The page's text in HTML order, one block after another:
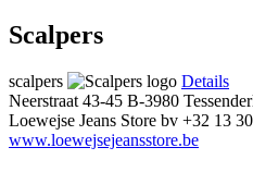
Scalpers
scalpers
Details
Neerstraat 43-45 B-3980
Loewejse Jeans Store bv +32 13
www.loewejsejeansstore.be